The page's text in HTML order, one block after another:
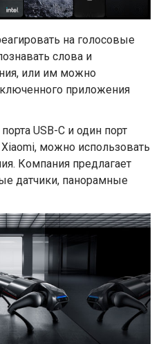
на голосовые
слова и
или им можно
приложения
USB-C и один порт
можно использовать
Компания предлагает
датчики, панорамные